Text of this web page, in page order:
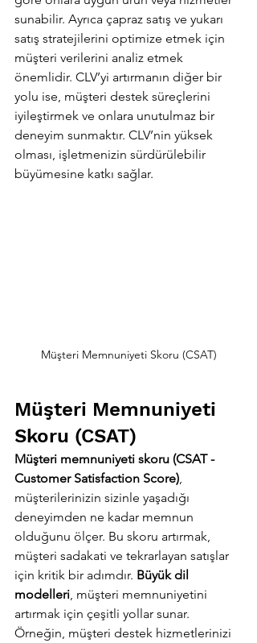
sunabilir. Ayrıca çapraz satış ve yukarı
satış stratejilerini optimize etmek için
müşteri verilerini analiz etmek
önemlidir. CLV’yi artırmanın diğer bir
yolu ise, müşteri destek süreçlerini
iyileştirmek ve onlara unutulmaz bir
deneyim sunmaktır. CLV’nin yüksek
olması, işletmenizin sürdürülebilir
büyümesine katkı sağlar.
Müşteri Memnuniyeti Skoru (CSAT)
Müşteri Memnuniyeti
Skoru (CSAT)
Müşteri memnuniyeti skoru (CSAT -
Customer Satisfaction Score)
müşterilerinizin sizinle yaşadığı
deneyimden ne kadar memnun
olduğunu ölçer. Bu skoru artırmak,
müşteri sadakati ve tekrarlayan satışlar
için kritik bir adımdır. Büyük dil
modelleri , müşteri memnuniyetini
artırmak için çeşitli yollar sunar.
Örneğin, müşteri destek hizmetlerinizi